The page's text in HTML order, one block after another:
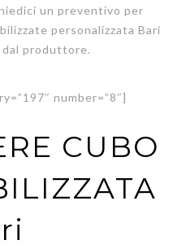
un preventivo per
personalizzata Bari
produttore.
number=”8″]
CUBO